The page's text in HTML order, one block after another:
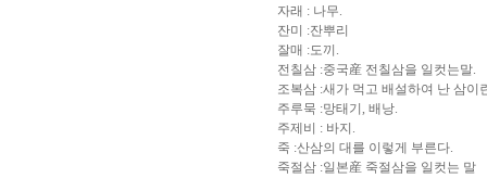
자래 : 나무.
잔미 :잔뿌리
잘매 :도끼.
전칠삼 :중국産 전칠삼을 일컷는말.
조복삼 :새가 먹고 배설하여 난 삼이
주루묵 :망태기, 배낭.
주제비 : 바지.
죽 :산삼의 대를 이렇게 부른다.
죽절삼 :일본産 죽절삼을 일컷는 말